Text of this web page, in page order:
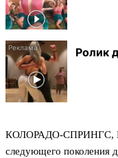
Ролик
КОЛОРАДО-СПРИНГС,
следующего поколения